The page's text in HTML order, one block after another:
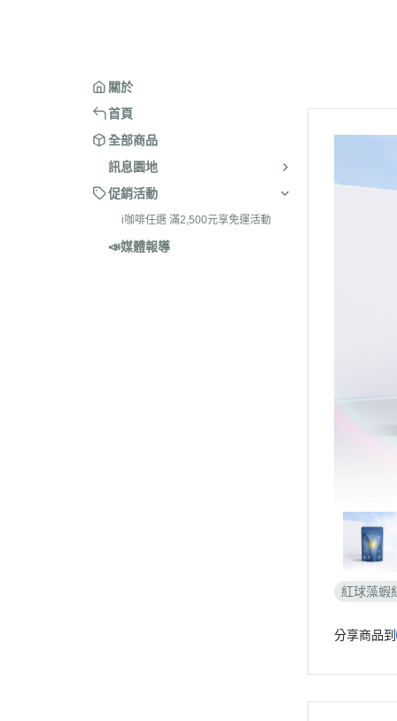
關於
首頁
全部商品
訊息園地
促銷活動
i咖啡任選 滿2,500元享免運活動
📣媒體報導
紅球藻蝦
分享商品到